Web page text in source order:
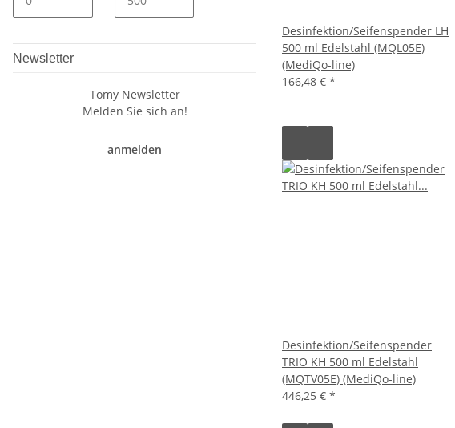
Desinfektion/Seifenspender LH
500 ml Edelstahl (MQL05E)
(MediQo-line)
166,48 € *
Desinfektion/Seifenspender
TRIO KH 500 ml Edelstahl
(MQTV05E) (MediQo-line)
446,25 € *
Newsletter
Tomy Newsletter
Melden Sie sich an!
anmelden